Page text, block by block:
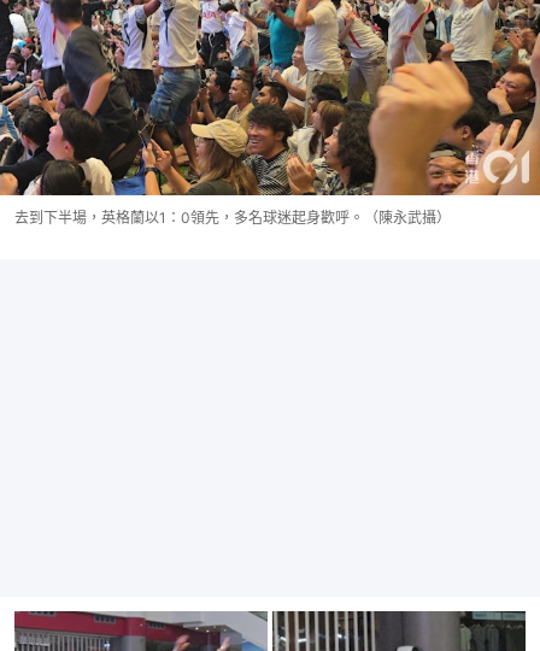
去到下半場，英格蘭以1：0領先，多名球迷起身歡呼。（陳永武攝）